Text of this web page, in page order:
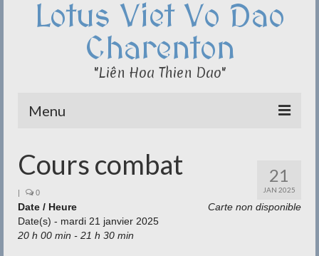
Lotus Viet Vo Dao
Charenton
"Liên Hoa Thien Dao"
Menu
Qi Cong – Taï Chi
Disciplines
Méditation
21
JAN 2025
Cours combat
| 0
Carte non disponible
Date / Heure
Date(s) - mardi 21 janvier 2025
20 h 00 min - 21 h 30 min